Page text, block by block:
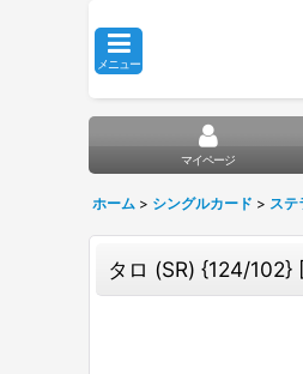
メニュー
マイページ
ホーム > シングルカード > ステ
タロ (SR) {124/